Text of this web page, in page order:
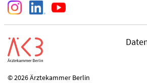
© 2026 Ärztekammer Berlin